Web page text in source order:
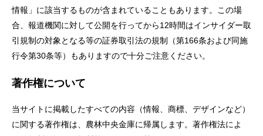
情報」に該当するものが含まれていることもあります。この場
合、報道機関に対して公開を行ってから12時間はインサイダー取
引規制の対象となる等の証券取引法の規制（第166条および同施
行令第30条等）もありますので十分ご注意ください。
著作権について
当サイトに掲載したすべての内容（情報、商標、デザインなど）
に関する著作権は、農林中央金庫に帰属します。著作権法によ